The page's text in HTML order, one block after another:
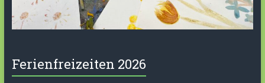
Ferienfreizeiten 2026